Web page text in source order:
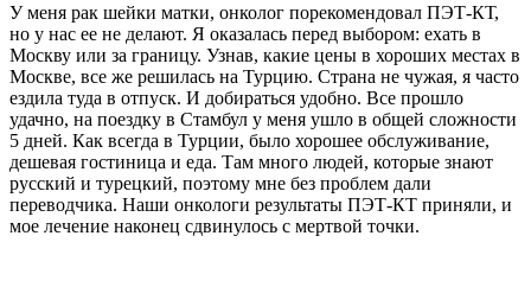
У меня рак шейки матки, онколог порекомендовал ПЭТ-КТ,
но у нас ее не делают. Я оказалась перед выбором: ехать в
Москву или за границу. Узнав, какие цены в хороших местах в
Москве, все же решилась на Турцию. Страна не чужая, я часто
ездила туда в отпуск. И добираться удобно. Все прошло
удачно, на поездку в Стамбул у меня ушло в общей сложности
5 дней. Как всегда в Турции, было хорошее обслуживание,
дешевая гостиница и еда. Там много людей, которые знают
русский и турецкий, поэтому мне без проблем дали
переводчика. Наши онкологи результаты ПЭТ-КТ приняли, и
мое лечение наконец сдвинулось с мертвой точки.